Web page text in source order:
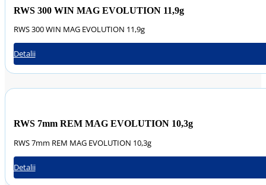
RWS 300 WIN MAG EVOLUTION 11,9g
RWS 300 WIN MAG EVOLUTION 11,9g
Detalii
RWS 7mm REM MAG EVOLUTION 10,3g
RWS 7mm REM MAG EVOLUTION 10,3g
Detalii